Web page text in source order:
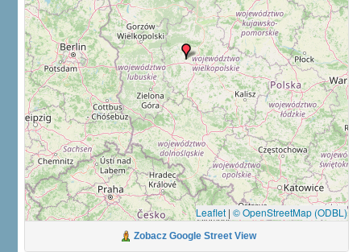
Leaflet | © OpenStreetMap (ODBL)
Zobacz Google Street View